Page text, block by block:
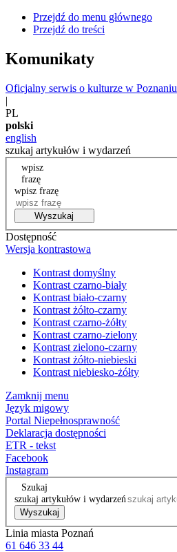
Przejdź do menu głównego
Przejdź do treści
Komunikaty
Oficjalny serwis o kulturze w Poznaniu
|
PL
polski
english
szukaj artykułów i wydarzeń
wpisz
frazę
wpisz frazę
Wyszukaj
Dostępność
Wersja kontrastowa
Kontrast domyślny
Kontrast czarno-biały
Kontrast biało-czarny
Kontrast żółto-czarny
Kontrast czarno-żółty
Kontrast czarno-zielony
Kontrast zielono-czarny
Kontrast żółto-niebieski
Kontrast niebiesko-żółty
Zamknij menu
Język migowy
Portal Niepełnosprawność
Deklaracja dostępności
ETR - tekst
Facebook
Instagram
Szukaj
szukaj artykułów i wydarzeń
Wyszukaj
Linia miasta Poznań
61 646 33 44